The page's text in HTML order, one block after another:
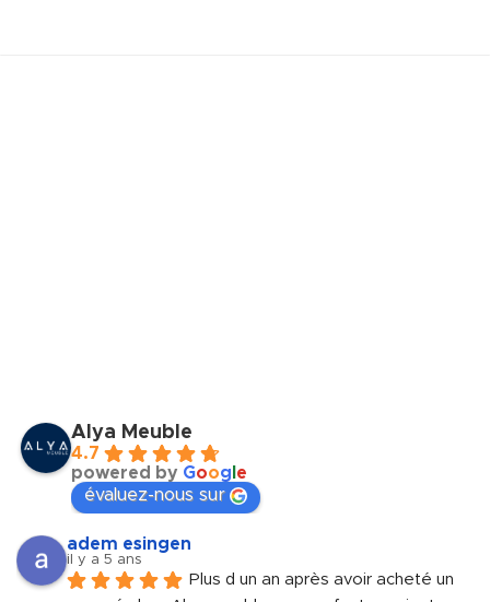
Alya Meuble
4.7
powered by Goog e
évaluez-nous sur
adem esingen
il y a 5 ans
Plus d un an après avoir acheté un